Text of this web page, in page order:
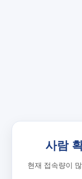
사람
현재 접속량이